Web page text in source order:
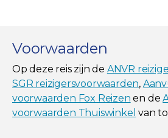
Voorwaarden
Op deze reis zijn de ANVR
SGR reizigersvoorwaarden,
voorwaarden Fox Reizen en de
voorwaarden Thuiswinkel van